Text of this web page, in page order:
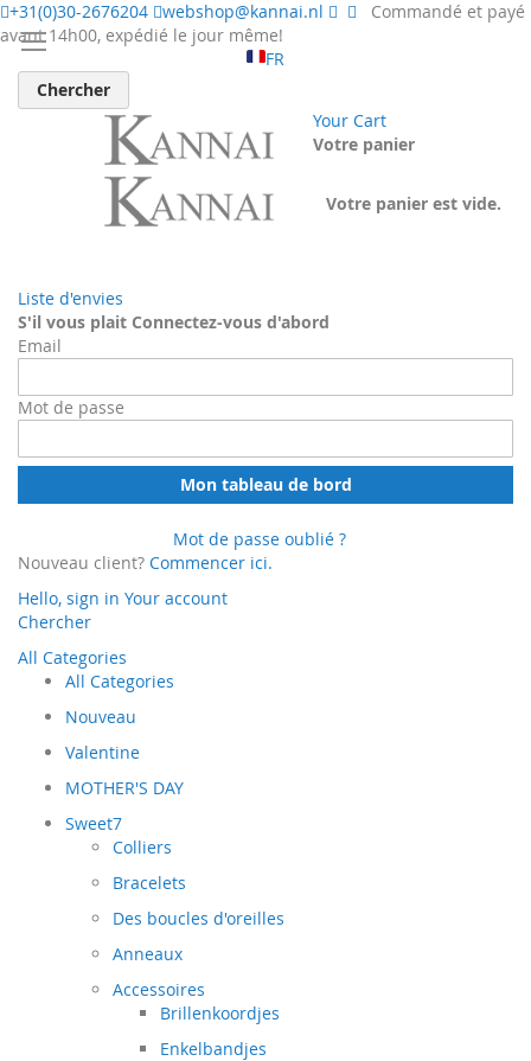
+31(0)30-2676204 webshop@kannai.nl
Commandé et payé
avant 14h00, expédié le jour même!
FR
Chercher
Your Cart
Votre panier
Votre panier est vide.
Liste d'envies
S'il vous plait Connectez-vous d'abord
Email
Mot de passe
Mon tableau de bord
Mot de passe oublié ?
Nouveau client? Commencer ici.
Hello, sign in Your account
Chercher
All Categories
All Categories
Nouveau
Valentine
MOTHER'S DAY
Sweet7
Colliers
Bracelets
Des boucles d'oreilles
Anneaux
Accessoires
Brillenkoordjes
Enkelbandjes